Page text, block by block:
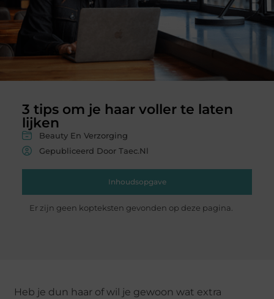
3 tips om je haar voller te laten
lijken
Beauty En Verzorging
Gepubliceerd Door Taec.nl
Inhoudsopgave
Er zijn geen kopteksten gevonden op deze pagina.
Heb je dun haar of wil je gewoon wat extra